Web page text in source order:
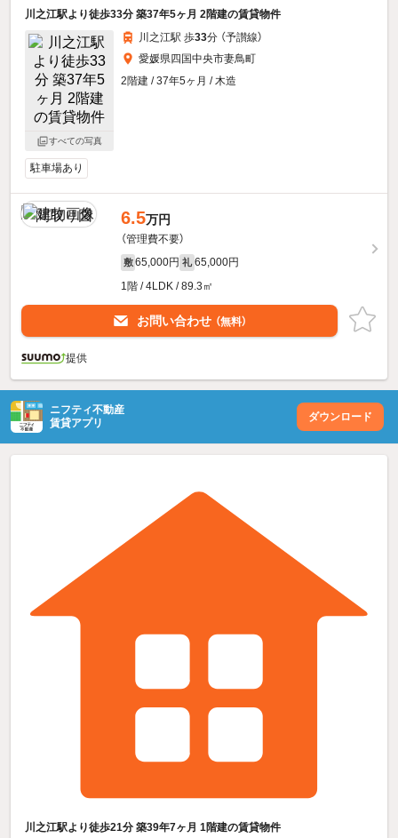
川之江駅より徒歩33分 築37年5ヶ月 2階建の賃貸物件
すべての写真
川之江駅 歩33分 （予讃線）
愛媛県四国中央市妻鳥町
2階建 / 37年5ヶ月 / 木造
駐車場あり
6.5万円
（管理費不要）
敷 65,000円 礼 65,000円
1階 / 4LDK / 89.3㎡
お問い合わせ （無料）
提供
ニフティ不動産
賃貸アプリ
ダウンロード
川之江駅より徒歩21分 築39年7ヶ月 1階建の賃貸物件